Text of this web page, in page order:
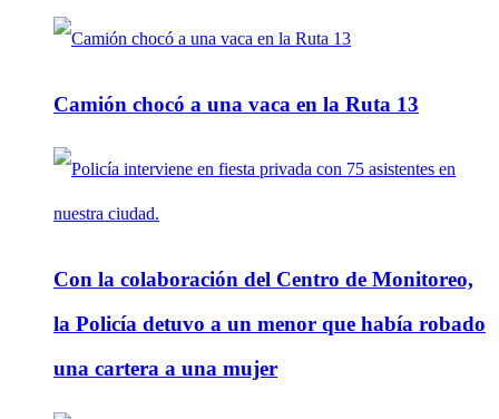
Camión chocó a una vaca en la Ruta 13
Con la colaboración del Centro de Monitoreo,
la Policía detuvo a un menor que había robado
una cartera a una mujer